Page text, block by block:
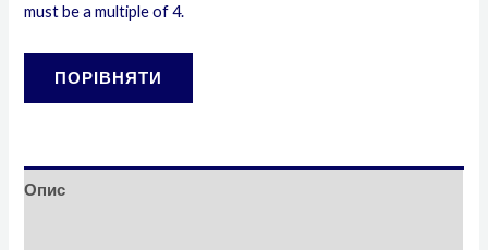
must be a multiple of 4.
ПОРІВНЯТИ
Опис